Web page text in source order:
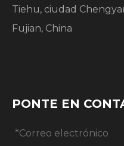
Tiehu, ciudad
Fujian, China
PONTE EN